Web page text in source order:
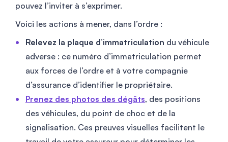
pouvez l’inviter à s’exprimer.
Voici les actions à mener, dans l’ordre :
Relevez la plaque d’immatriculation du véhicule
adverse : ce numéro d’immatriculation permet
aux forces de l’ordre et à votre compagnie
d’assurance d’identifier le propriétaire.
Prenez des photos des dégâts, des positions
des véhicules, du point de choc et de la
signalisation. Ces preuves visuelles facilitent le